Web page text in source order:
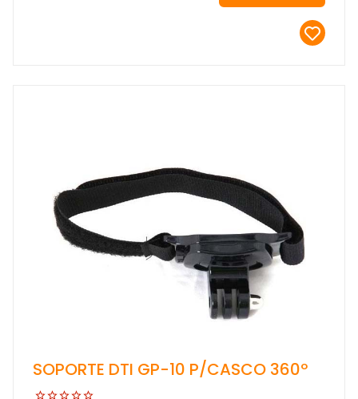
SOPORTE DTI GP-10 P/CASCO 360º